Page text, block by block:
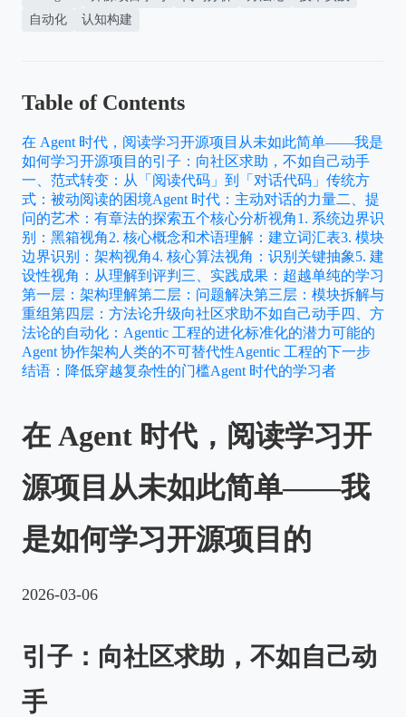
自动化
认知构建
Table of Contents
在 Agent 时代，阅读学习开源项目从未如此简单——我是
如何学习开源项目的引子：向社区求助，不如自己动手
一、范式转变：从「阅读代码」到「对话代码」 传统方
式：被动阅读的困境Agent 时代：主动对话的力量二、提
问的艺术：有章法的探索五个核心分析视角1. 系统边界识
别：黑箱视角2. 核心概念和术语理解：建立词汇表3. 模块
边界识别：架构视角4. 核心算法视角：识别关键抽象5. 建
设性视角：从理解到评判 三、实践成果：超越单纯的学习
第一层：架构理解第二层：问题解决第三层：模块拆解与
重组第四层：方法论升级向社区求助不如自己动手四、方
法论的自动化：Agentic 工程的进化标准化的潜力可能的
Agent 协作架构 人类的不可替代性Agentic 工程的下一步
结语：降低穿越复杂性的门槛Agent 时代的学习者
在 Agent 时代，阅读学习开
源项目从未如此简单——我
是如何学习开源项目的
2026-03-06
引子：向社区求助，不如自己动
手